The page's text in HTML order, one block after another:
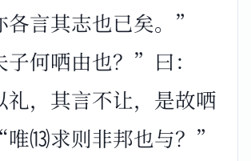
言其志也已矣。”
何哂由也？”曰：
礼，其言不让，是故哂
⒀求则非邦也与？”